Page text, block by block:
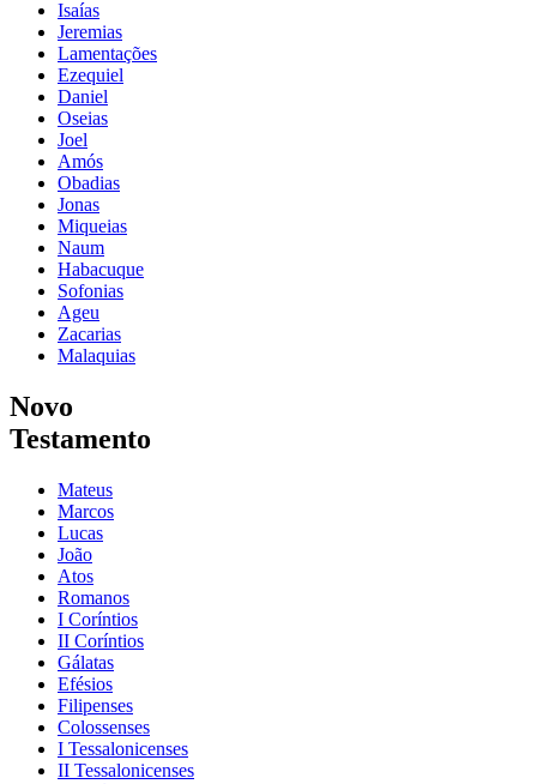
Isaías
Jeremias
Lamentações
Ezequiel
Daniel
Oseias
Joel
Amós
Obadias
Jonas
Miqueias
Naum
Habacuque
Sofonias
Ageu
Zacarias
Malaquias
Novo
Testamento
Mateus
Marcos
Lucas
João
Atos
Romanos
I Coríntios
II Coríntios
Gálatas
Efésios
Filipenses
Colossenses
I Tessalonicenses
II Tessalonicenses